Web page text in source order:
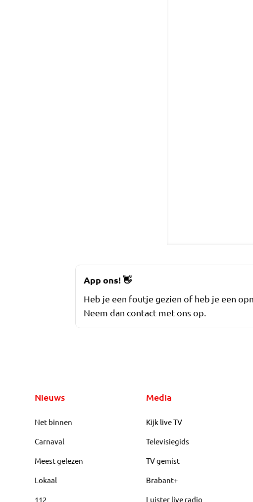
App ons!👋
Heb je een foutje gezien of heb je een
Neem dan contact met ons op.
Nieuws
Net binnen
Carnaval
Meest gelezen
Lokaal
112
Media
Kijk live TV
Televisiegids
TV gemist
Brabant+
Luister live radio